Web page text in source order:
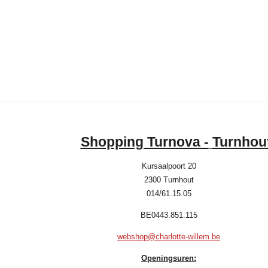
Shopping Turnova -
Kursaalpoort 20
2300 Turnhout
014/61.15.05
BE0443.851.115
webshop@charlotte-willem.be
Openingsuren: